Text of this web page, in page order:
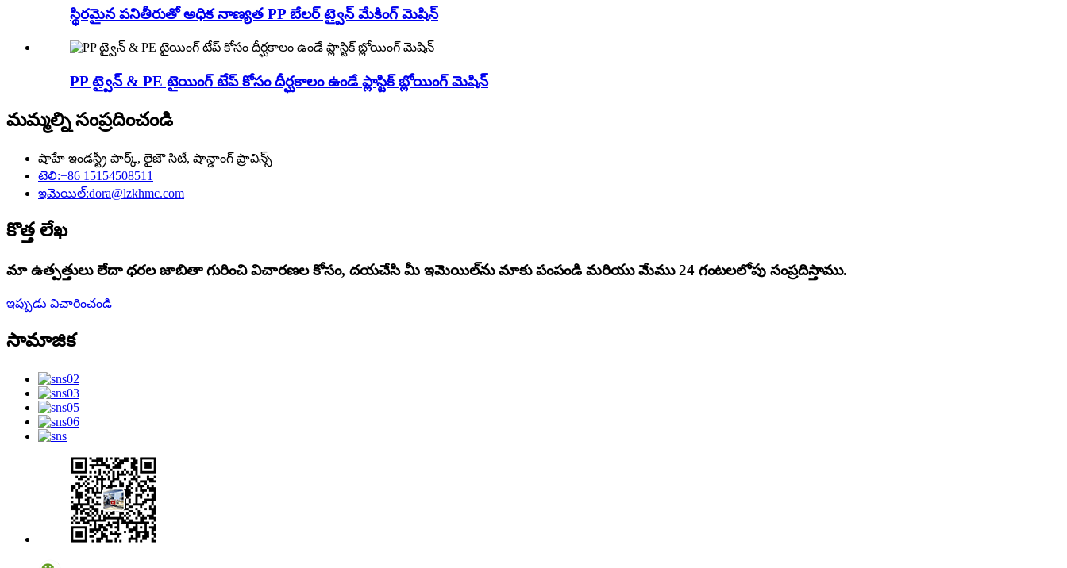
స్థిరమైన పనితీరుతో అధిక నాణ్యత PP బేలర్ ట్వైన్ మేకింగ్ మెషిన్
PP ట్వైన్ & PE టైయింగ్ టేప్ కోసం దీర్ఘకాలం ఉండే ప్లాస్టిక్ బ్లోయింగ్ మెషిన్
మమ్మల్ని సంప్రదించండి
షాహే ఇండస్ట్రీ పార్క్, లైజౌ సిటీ, షాన్డాంగ్ ప్రావిన్స్
టెలి:+86 15154508511
ఇమెయిల్:dora@lzkhmc.com
కొత్త లేఖ
మా ఉత్పత్తులు లేదా ధరల జాబితా గురించి విచారణల కోసం, దయచేసి మీ ఇమెయిల్‌ను మాకు పంపండి మరియు మేము 24 గంటలలోపు సంప్రదిస్తాము.
ఇప్పుడు విచారించండి
సామాజిక